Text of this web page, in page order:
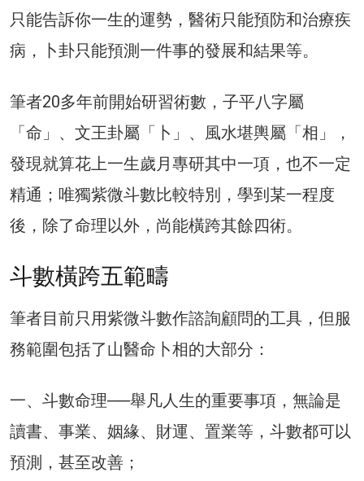
只能告訴你一生的運勢，醫術只能預防和治療疾
病，卜卦只能預測一件事的發展和結果等。
筆者20多年前開始研習術數，子平八字屬
「命」、文王卦屬「卜」、風水堪輿屬「相」，
發現就算花上一生歲月專研其中一項，也不一定
精通；唯獨紫微斗數比較特別，學到某一程度
後，除了命理以外，尚能橫跨其餘四術。
斗數橫跨五範疇
筆者目前只用紫微斗數作諮詢顧問的工具，但服
務範圍包括了山醫命卜相的大部分：
一、斗數命理──舉凡人生的重要事項，無論是
讀書、事業、姻緣、財運、置業等，斗數都可以
預測，甚至改善；